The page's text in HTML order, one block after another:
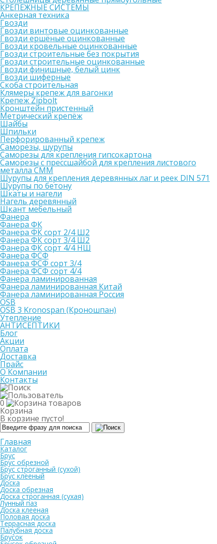
КРЕПЕЖНЫЕ СИСТЕМЫ
Анкерная техника
Гвозди
Гвозди винтовые оцинкованные
Гвозди ершёные оцинкованные
Гвозди кровельные оцинкованные
Гвозди строительные без покрытия
Гвозди строительные оцинкованные
Гвозди финишные, белый цинк
Гвозди шиферные
Скоба строительная
Клямеры крепеж для вагонки
Крепеж Zipbolt
Кронштейн пристенный
Метрический крепёж
Шайбы
Шпильки
Перфорированный крепеж
Саморезы, шурупы
Саморезы для крепления гипсокартона
Саморезы с прессшайбой для крепления листового
металла СММ
Шурупы для крепления деревянных лаг и реек DIN 571
Шурупы по бетону
Шкаты и нагели
Нагель деревянный
Шкант мебельный
Фанера
Фанера ФК
Фанера ФК сорт 2/4 Ш2
Фанера ФК сорт 3/4 Ш2
Фанера ФК сорт 4/4 НШ
Фанера ФСФ
Фанера ФСФ сорт 3/4
Фанера ФСФ сорт 4/4
Фанера ламинированная
Фанера ламинированная Китай
Фанера ламинированная Россия
OSB
OSB 3 Kronospan (Кроношпан)
Утепление
АНТИСЕПТИКИ
Блог
Акции
Оплата
Доставка
Прайс
О Компании
Контакты
0
Корзина
В корзине пусто!
Главная
Каталог
Брус
Брус обрезной
Брус строганный (сухой)
Брус клееный
Доска
Доска обрезная
Доска строганная (сухая)
Лунный паз
Доска клееная
Половая доска
Террасная доска
Палубная доска
Брусок